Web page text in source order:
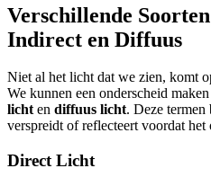
Verschillende
Indirect en Diffuus
Niet al het licht dat we zien, komt
We kunnen een onderscheid maken
lichten diffuus licht. Deze termen
verspreidt of reflecteert voordat het
Direct Licht